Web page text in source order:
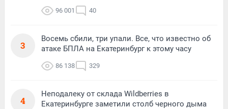
96 001 40
3
Восемь сбили, три упали. Все, что известно об
атаке БПЛА на Екатеринбург к этому часу
86 138 329
4
Неподалеку от склада Wildberries в
Екатеринбурге заметили столб черного дыма